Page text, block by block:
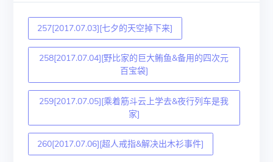
257[2017.07.03][七夕的天空掉下来]
258[2017.07.04][野比家的巨大鲔鱼&备用的四次元
百宝袋]
259[2017.07.05][乘着筋斗云上学去&夜行列车是我
家]
260[2017.07.06][超人戒指&解决出木衫事件]